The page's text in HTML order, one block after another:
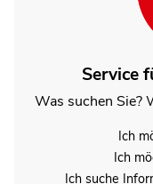
Service
Was suchen Sie?
Ich
Ich
Ich suche